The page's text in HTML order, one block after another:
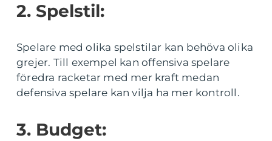
2. Spelstil:
Spelare med olika spelstilar kan behöva olika
grejer. Till exempel kan offensiva spelare
föredra racketar med mer kraft medan
defensiva spelare kan vilja ha mer kontroll.
3. Budget: